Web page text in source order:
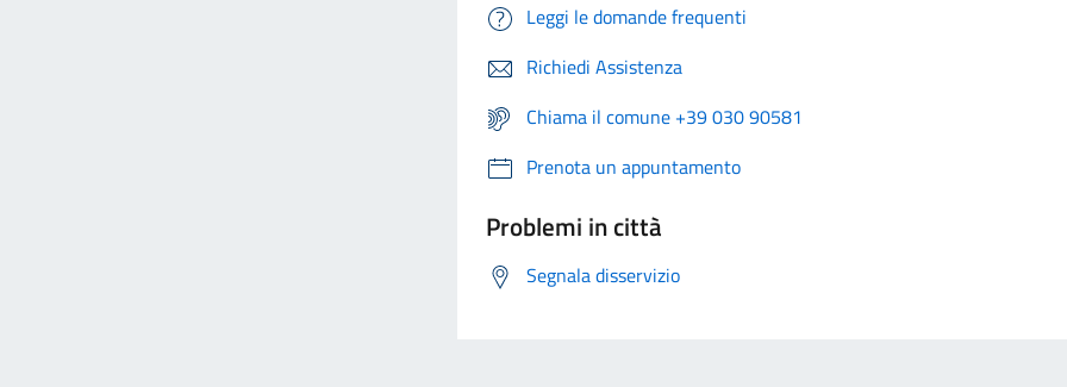
Leggi le domande frequenti
Richiedi Assistenza
Chiama il comune +39 030 90581
Prenota un appuntamento
Problemi in città
Segnala disservizio